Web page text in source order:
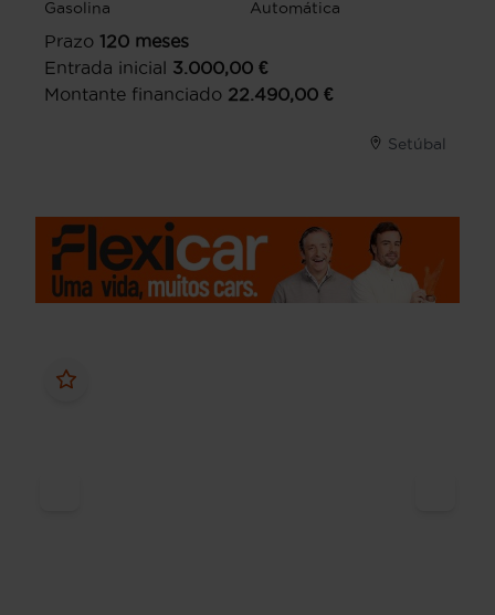
Gasolina
Automática
Prazo 120 meses
Entrada inicial 3.000,00 €
Montante financiado 22.490,00 €
Setúbal